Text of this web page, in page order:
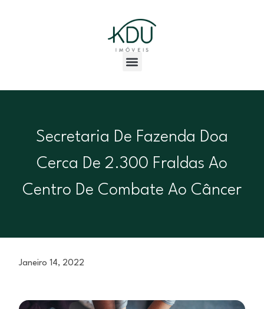
Secretaria De Fazenda Doa
Cerca De 2.300 Fraldas Ao
Centro De Combate Ao Câncer
Janeiro 14, 2022